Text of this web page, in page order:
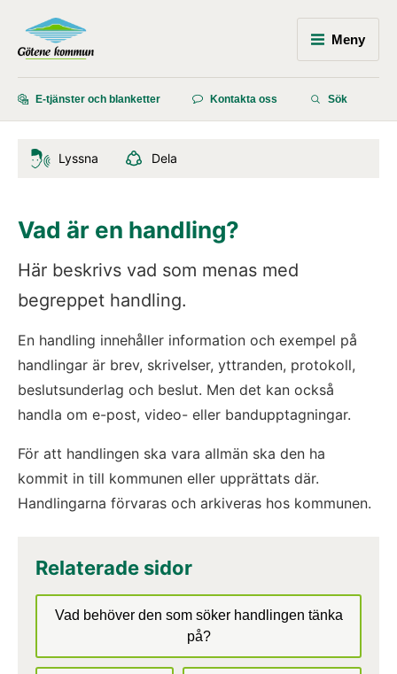
Meny
E-tjänster och blanketter Kontakta oss Sök
Lyssna Dela
Vad är en handling?
Här beskrivs vad som menas med
begreppet handling.
En handling innehåller information och exempel på
handlingar är brev, skrivelser, yttranden, protokoll,
beslutsunderlag och beslut. Men det kan också
handla om e-post, video- eller bandupptagningar.
För att handlingen ska vara allmän ska den ha
kommit in till kommunen eller upprättats där.
Handlingarna förvaras och arkiveras hos kommunen.
Relaterade sidor
Vad behöver den som söker handlingen tänka
på?